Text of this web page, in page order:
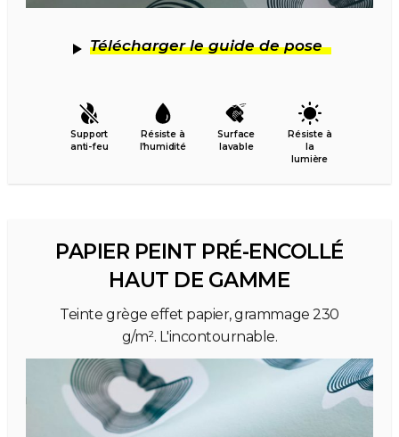
Télécharger le guide de pose
Support
anti-feu
Résiste à
l’humidité
Surface
lavable
Résiste à
la
lumière
PAPIER PEINT PRÉ-ENCOLLÉ
HAUT DE GAMME
Teinte grège effet papier, grammage 230
g/m². L'incontournable.